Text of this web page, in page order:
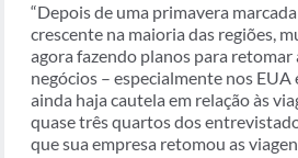
“Depois de uma primavera
crescente na maioria das regiões,
agora fazendo planos para retomar
negócios – especialmente nos EUA
ainda haja cautela em relação às
quase três quartos dos
que sua empresa retomou as